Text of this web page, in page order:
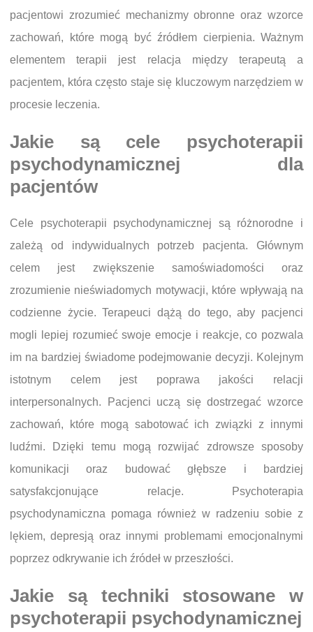
pacjentowi zrozumieć mechanizmy obronne oraz wzorce
zachowań, które mogą być źródłem cierpienia. Ważnym
elementem terapii jest relacja między terapeutą a
pacjentem, która często staje się kluczowym narzędziem w
procesie leczenia.
Jakie są cele psychoterapii
psychodynamicznej dla
pacjentów
Cele psychoterapii psychodynamicznej są różnorodne i
zależą od indywidualnych potrzeb pacjenta. Głównym
celem jest zwiększenie samoświadomości oraz
zrozumienie nieświadomych motywacji, które wpływają na
codzienne życie. Terapeuci dążą do tego, aby pacjenci
mogli lepiej rozumieć swoje emocje i reakcje, co pozwala
im na bardziej świadome podejmowanie decyzji. Kolejnym
istotnym celem jest poprawa jakości relacji
interpersonalnych. Pacjenci uczą się dostrzegać wzorce
zachowań, które mogą sabotować ich związki z innymi
ludźmi. Dzięki temu mogą rozwijać zdrowsze sposoby
komunikacji oraz budować głębsze i bardziej
satysfakcjonujące relacje. Psychoterapia
psychodynamiczna pomaga również w radzeniu sobie z
lękiem, depresją oraz innymi problemami emocjonalnymi
poprzez odkrywanie ich źródeł w przeszłości.
Jakie są techniki stosowane w
psychoterapii psychodynamicznej